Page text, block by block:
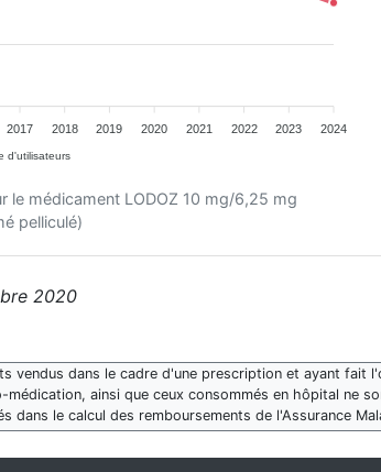
2017 2018 2019 2020 2021 2022 2023 2024
d'utilisateurs
le médicament LODOZ 10 mg/6,25 mg
pelliculé)
2020
vendus dans le cadre d'une prescription et ayant
ainsi que ceux consommés en hôpital ne
dans le calcul des remboursements de l'Assurance